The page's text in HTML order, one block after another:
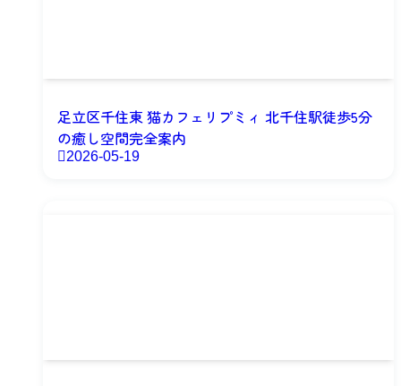
足立区千住東 猫カフェリプミィ 北千住駅徒歩5分
の癒し空間完全案内
2026-05-19